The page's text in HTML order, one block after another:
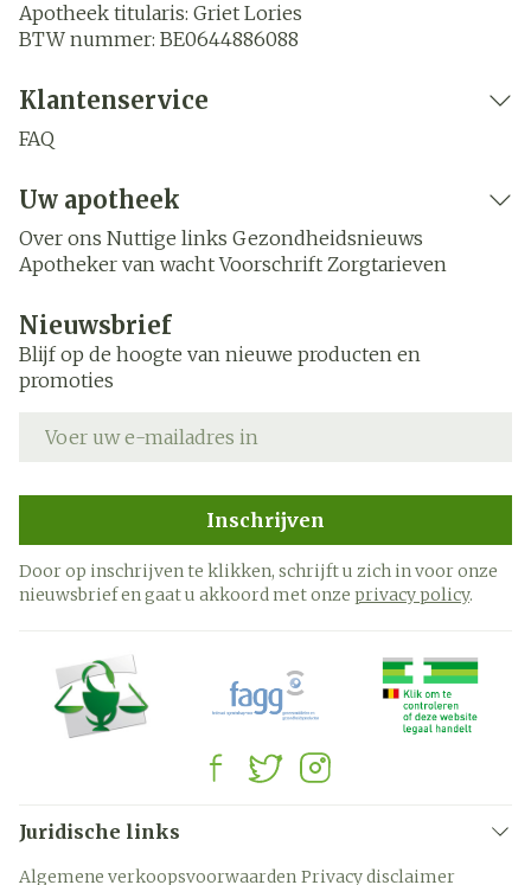
Apotheek titularis: Griet Lories
BTW nummer: BE0644886088
Klantenservice
FAQ
Uw apotheek
Over ons Nuttige links Gezondheidsnieuws
Apotheker van wacht Voorschrift Zorgtarieven
Nieuwsbrief
Blijf op de hoogte van nieuwe producten en
promoties
Inschrijven
Door op inschrijven te klikken, schrijft u zich in voor onze
nieuwsbrief en gaat u akkoord met onze privacy policy.
Juridische links
Algemene verkoopsvoorwaarden Privacy disclaimer